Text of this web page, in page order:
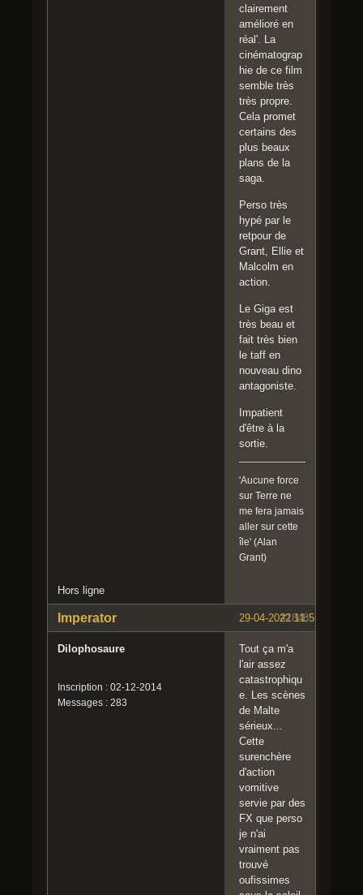
clairement
amélioré en
réal'. La
cinématograp
hie de ce film
semble très
très propre.
Cela promet
certains des
plus beaux
plans de la
saga.
Perso très
hypé par le
retpour de
Grant, Ellie et
Malcolm en
action.
Le Giga est
très beau et
fait très bien
le taff en
nouveau dino
antagoniste.
Impatient
d'être à la
sortie.
'Aucune force
sur Terre ne
me fera jamais
aller sur cette
île' (Alan
Grant)
Hors ligne
#1848
29-04-2022 11:55:03
Imperator
Dilophosaure
Inscription : 02-12-2014
Messages : 283
Tout ça m'a
l'air assez
catastrophiqu
e. Les scènes
de Malte
sérieux...
Cette
surenchère
d'action
vomitive
servie par des
FX que perso
je n'ai
vraiment pas
trouvé
oufissimes